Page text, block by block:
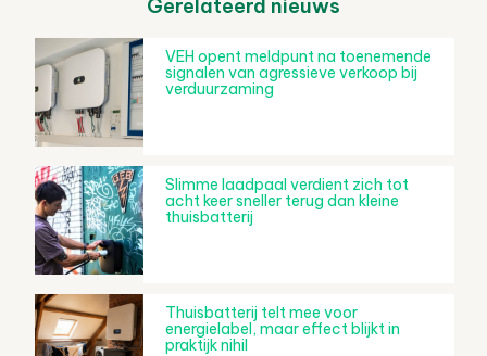
Gerelateerd nieuws
VEH opent meldpunt na toenemende
signalen van agressieve verkoop bij
verduurzaming
Slimme laadpaal verdient zich tot
acht keer sneller terug dan kleine
thuisbatterij
Thuisbatterij telt mee voor
energielabel, maar effect blijkt in
praktijk nihil